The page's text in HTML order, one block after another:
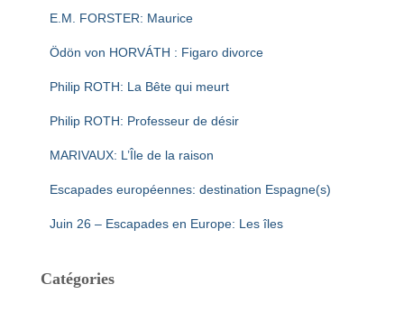
E.M. FORSTER: Maurice
Ödön von HORVÁTH : Figaro divorce
Philip ROTH: La Bête qui meurt
Philip ROTH: Professeur de désir
MARIVAUX: L’Île de la raison
Escapades européennes: destination Espagne(s)
Juin 26 – Escapades en Europe: Les îles
Catégories